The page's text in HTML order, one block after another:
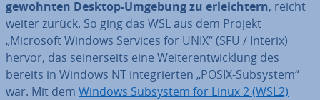
gewohnten Desktop-Umgebung zu er­leich­tern, reicht
weiter zurück. So ging das WSL aus dem Projekt
„Microsoft Windows Services for UNIX“ (SFU / Interix)
hervor, das sei­ner­seits eine Wei­ter­ent­wick­lung des
bereits in Windows NT in­te­grier­ten „POSIX-Subsystem“
war. Mit dem Windows Subsystem for Linux 2 (WSL2)